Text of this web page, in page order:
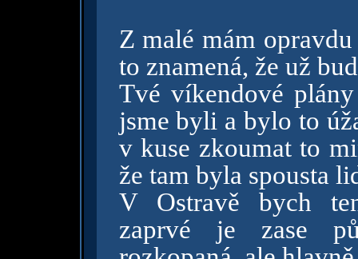
Z malé mám
to znamená, že už
Tvé víkendové
jsme byli a bylo to
v kuse zkoumat to
že tam byla spousta
V Ostravě bych
zaprvé je zase